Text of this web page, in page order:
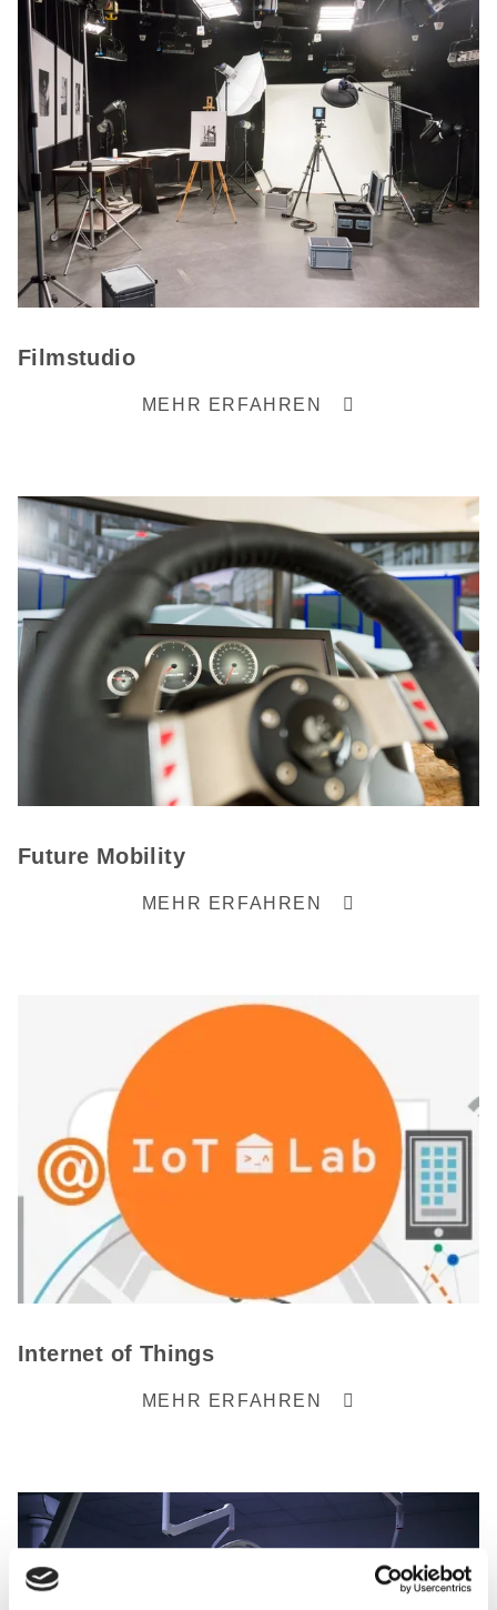
Filmstudio
MEHR ERFAHREN
Future Mobility
MEHR ERFAHREN
Internet of Things
MEHR ERFAHREN